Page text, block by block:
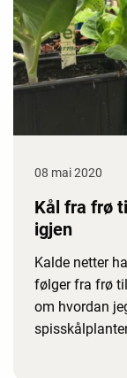
08 mai 2020
Kål fra frø
igjen
Kalde netter
følger fra frø
om hvordan